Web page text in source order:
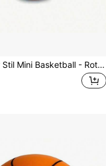
Zufälliger Stil Mini Basketball - Rot & Schwarz strukturierte PVC aufblasbare Kugel, robustes Design für Innen- und Außenbereich, geeignet für Schlafzimmer, Spielzimmer, Geschenk (ab 18 Jahren)